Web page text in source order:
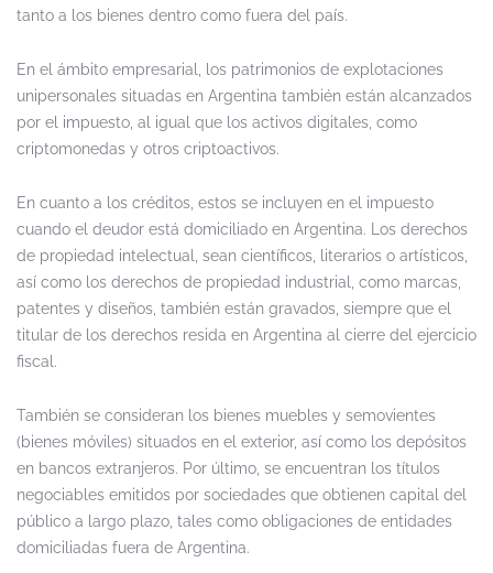
tanto a los bienes dentro como fuera del país.
En el ámbito empresarial, los patrimonios de explotaciones
unipersonales situadas en Argentina también están alcanzados
por el impuesto, al igual que los activos digitales, como
criptomonedas y otros criptoactivos.
En cuanto a los créditos, estos se incluyen en el impuesto
cuando el deudor está domiciliado en Argentina. Los derechos
de propiedad intelectual, sean científicos, literarios o artísticos,
así como los derechos de propiedad industrial, como marcas,
patentes y diseños, también están gravados, siempre que el
titular de los derechos resida en Argentina al cierre del ejercicio
fiscal.
También se consideran los bienes muebles y semovientes
(bienes móviles) situados en el exterior, así como los depósitos
en bancos extranjeros. Por último, se encuentran los títulos
negociables emitidos por sociedades que obtienen capital del
público a largo plazo, tales como obligaciones de entidades
domiciliadas fuera de Argentina.